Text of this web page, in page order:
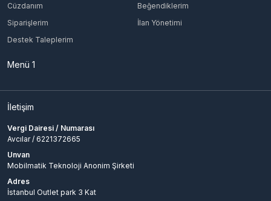
Cüzdanım
Beğendiklerim
Siparişlerim
İlan Yönetimi
Destek Taleplerim
Menü 1
İletişim
Vergi Dairesi / Numarası
Avcılar / 6221372665
Unvan
Mobilmatik Teknoloji Anonim Şirketi
Adres
İstanbul Outlet park 3 Kat